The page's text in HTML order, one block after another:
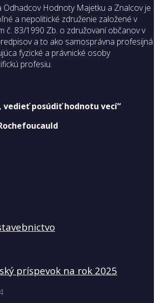
Odhadcov Hodnoty Majetku a Znalcov je
a nepolitické združenie založené v
č. 83/1990 Zb. o združovaní občanov v
a to ako samosprávna profesijná
fyzické a právnické osoby
profesiu.
vedieť posúdiť hodnotu vecí“
príspevok na rok 2025